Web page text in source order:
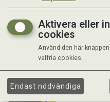
Aktivera eller
cookies
Använd den här
valfria cookies.
Endast nödvändiga